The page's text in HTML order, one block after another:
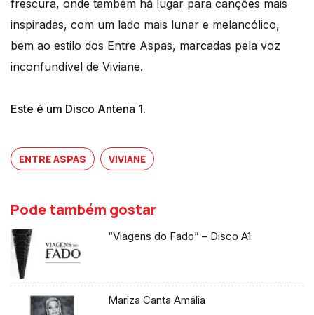
frescura, onde também há lugar para canções mais
inspiradas, com um lado mais lunar e melancólico,
bem ao estilo dos Entre Aspas, marcadas pela voz
inconfundível de Viviane.
Este é um Disco Antena 1.
ENTRE ASPAS VIVIANE
Pode também gostar
“Viagens do Fado” – Disco A1
Mariza Canta Amália